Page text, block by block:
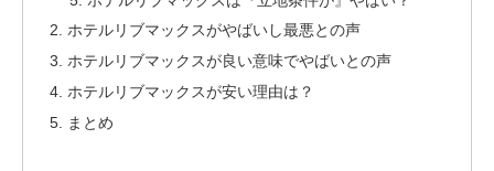
ホテルリブマックスがやばいし最悪との声
ホテルリブマックスが良い意味でやばいとの声
ホテルリブマックスが安い理由は？
まとめ